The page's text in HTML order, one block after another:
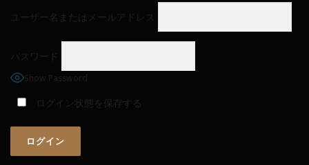
ユーザー名またはメールアドレス
パスワード
Show Password
ログイン状態を保存する